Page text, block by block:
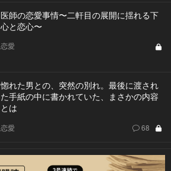
医師の恋愛事情〜二軒目の展開に揺れる下
心と恋心〜
恋愛
惚れた男との、突然の別れ。最後に渡され
た手紙の中に書かれていた、まさかの内容
とは
恋愛 68